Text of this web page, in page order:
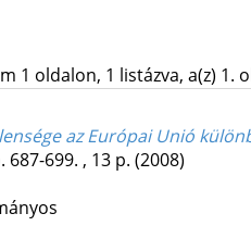
1 oldalon, 1 listázva, a(z) 1.
az Európai Unió
687-699. , 13 p. (2008)